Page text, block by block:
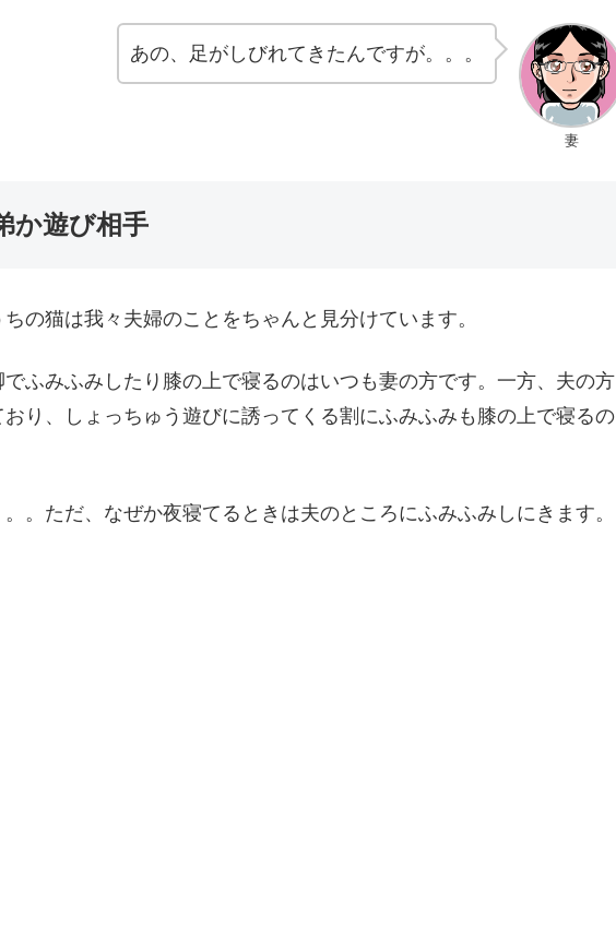
妻
あの、足がしびれてきたんですが。。。
か遊び相手
の猫は我々夫婦のことをちゃんと見分けています。
ふみふみしたり膝の上で寝るのはいつも妻の方です。一方、夫の方
り、しょっちゅう遊びに誘ってくる割にふみふみも膝の上で寝るの
。ただ、なぜか夜寝てるときは夫のところにふみふみしにきます。